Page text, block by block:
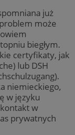
już
może
biegłym.
certyfikaty, jak
lub DSH
niemieckiego,
w języku
w
prywatnych